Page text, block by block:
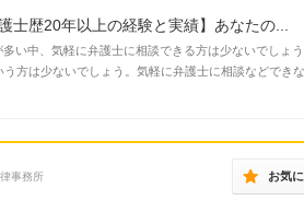
士歴20年以上の経験と実績】あなたの...
い中、気軽に弁護士に相談できる方は少ないでしょ
方は少ないでしょう。気軽に弁護士に相談などできな
お気
事務所